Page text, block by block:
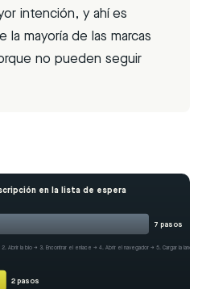
intención, y ahí es
la mayoría de las marcas
no pueden seguir
en la lista de espera
7 pasos
2 pasos
2. Abrir la bio → 3. Encontrar el enlace → 4. Abrir el navegador → 5. Cargar la landing